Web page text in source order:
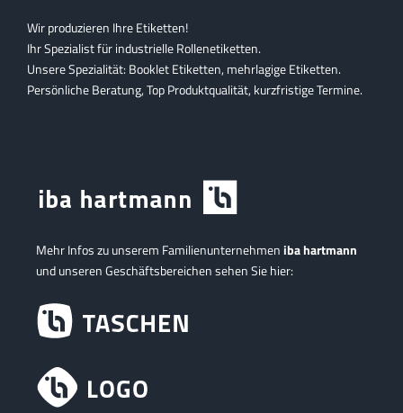
Wir produzieren Ihre Etiketten!
Ihr Spezialist für industrielle Rollenetiketten.
Unsere Spezialität: Booklet Etiketten, mehrlagige Etiketten.
Persönliche Beratung, Top Produktqualität, kurzfristige Termine.
Mehr Infos zu unserem Familienunternehmeniba hartmann
und unseren Geschäftsbereichen sehen Sie hier: